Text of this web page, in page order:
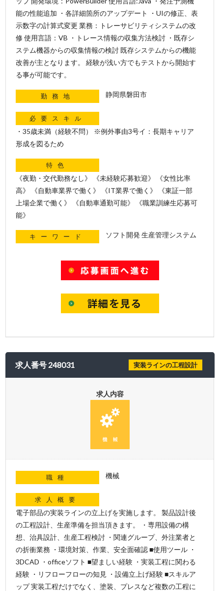
能の性能追加 ・各詳細箇所のアップデート ・UIの修正、表
示数字の計算式変更 業務：トレーサビリティシステムの改
修 使用言語：VB ・トレース情報の収集方法検討 ・既存シ
ステム機器からの収集情報の検討 既存システムからの機能
改善が主となります。 経験が浅い方でもテストから開始す
る事が可能です。
勤務地 静岡県磐田市
必要スキル
・35歳未満（経験不問） ※例外事由3号イ：長期キャリア
形成を図るため
特色
《夜勤・交代勤務なし》 《未経験応募歓迎》 《女性比率
高》 《自動車業界で働く》 《IT業界で働く》 《東証一部
上場企業で働く》 《自動車通勤可能》 《職業訓練生応募可
能》
キーワード ソフト開発 生産管理システム
求人番号 248031 実装ラインの工程設計
求人内容
職種 機械
求人概要
電子部品の実装ラインの立上げを実施します。 製品設計後
の工程設計、生産準備を担当頂きます。 ・専用設備の構
想、治具設計、生産工程検討 ・関連グループ、外注業者と
の折衝業務 ・環境対策、作業、安全面確認 ■使用ツール ・
3DCAD ・officeソフト ■望ましい経験 ・実装工程に関わる
経験 ・リフローフローの知見 ・設備立上げ経験 ■スキルア
ップ 実装工程だけでなく、塗装、プレスなど複数の工程に